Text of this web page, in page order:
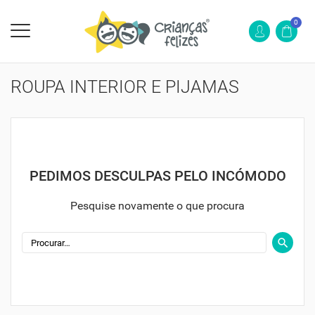
0
ROUPA INTERIOR E PIJAMAS
PEDIMOS DESCULPAS PELO INCÓMODO
Pesquise novamente o que procura